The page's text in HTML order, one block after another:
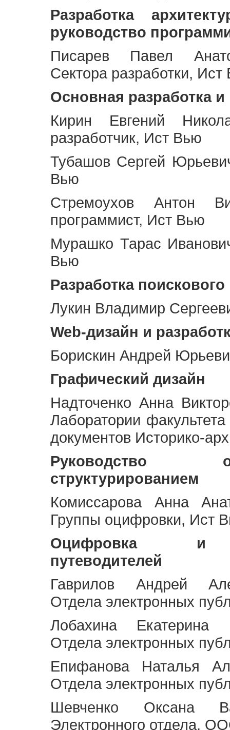
Разработка
руководство
Писарев Павел
Сектора разработки,
Основная разработка
Кирин Евгений
разработчик, Ист Вью
Тубашов Сергей
Вью
Стремоухов Антон
программист, Ист Вью
Мурашко Тарас
Вью
Разработка
Лукин Владимир
Web-дизайн и
Борискин Андрей
Графический дизайн
Надточенко Анна
Лаборатории
документов Историко-
Руководство
структурированием
Комиссарова Анна
Группы оцифровки, Ист
Оцифровка и
путеводителей
Гаврилов Андрей
Отдела электронных
Лобахина Екатерина
Отдела электронных
Епифанова Наталья
Отдела электронных
Шевченко Оксана
Электронного отдела,